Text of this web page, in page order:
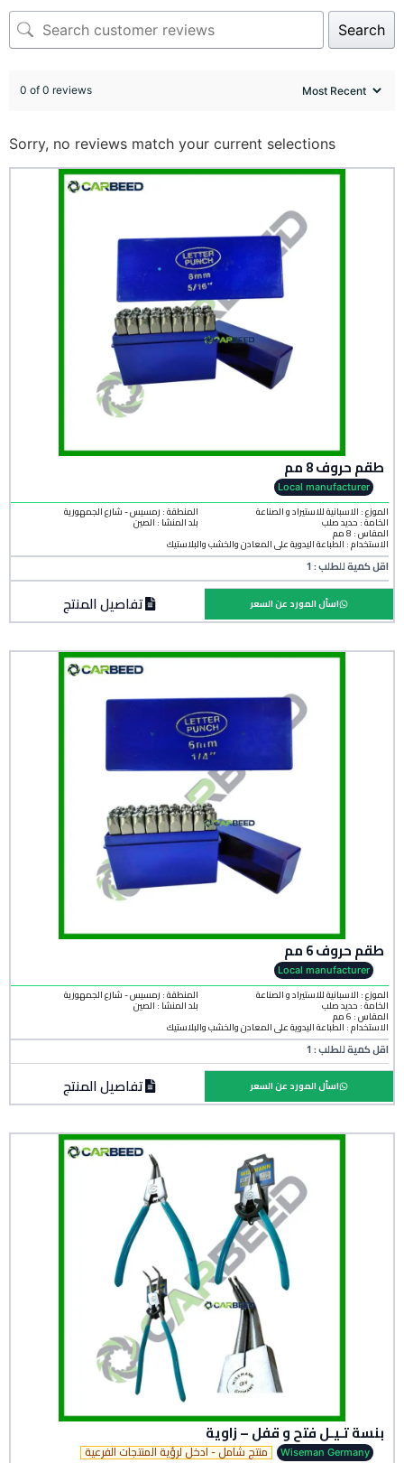
Search
0 of 0 reviews
Sorry, no reviews match your current selections
طقم حروف 8 مم
Local manufacturer
الموزع : الاسبانية للاستيراد و الصناعة
الخامة : حديد صلب
المنطقة : رمسيس - شارع الجمهورية
بلد المنشأ : الصين
المقاس : 8 مم
الاستخدام : الطباعة اليدوية على المعادن والخشب والبلاستيك
اقل كمية للطلب : 1
تفاصيل المنتج اسأل المورد عن السعر
طقم حروف 6 مم
Local manufacturer
الموزع : الاسبانية للاستيراد و الصناعة
الخامة : حديد صلب
المنطقة : رمسيس - شارع الجمهورية
بلد المنشأ : الصين
المقاس : 6 مم
الاستخدام : الطباعة اليدوية على المعادن والخشب والبلاستيك
اقل كمية للطلب : 1
تفاصيل المنتج اسأل المورد عن السعر
بنسة تـيـل فتح و قفل – زاوية
Wiseman Germany منتج شامل - ادخل لرؤية المنتجات الفرعية